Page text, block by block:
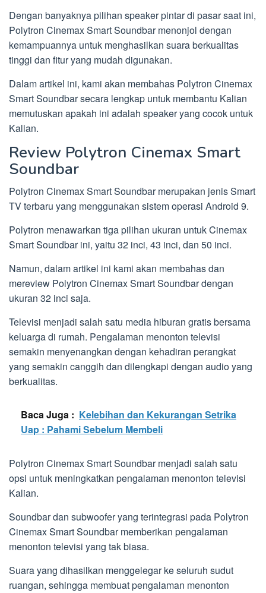
Dengan banyaknya pilihan speaker pintar di pasar saat ini,
Polytron Cinemax Smart Soundbar menonjol dengan
kemampuannya untuk menghasilkan suara berkualitas
tinggi dan fitur yang mudah digunakan.
Dalam artikel ini, kami akan membahas Polytron Cinemax
Smart Soundbar secara lengkap untuk membantu Kalian
memutuskan apakah ini adalah speaker yang cocok untuk
Kalian.
Review Polytron Cinemax Smart
Soundbar
Polytron Cinemax Smart Soundbar merupakan jenis Smart
TV terbaru yang menggunakan sistem operasi Android 9.
Polytron menawarkan tiga pilihan ukuran untuk Cinemax
Smart Soundbar ini, yaitu 32 inci, 43 inci, dan 50 inci.
Namun, dalam artikel ini kami akan membahas dan
mereview Polytron Cinemax Smart Soundbar dengan
ukuran 32 inci saja.
Televisi menjadi salah satu media hiburan gratis bersama
keluarga di rumah. Pengalaman menonton televisi
semakin menyenangkan dengan kehadiran perangkat
yang semakin canggih dan dilengkapi dengan audio yang
berkualitas.
Baca Juga : Kelebihan dan Kekurangan Setrika
Uap : Pahami Sebelum Membeli
Polytron Cinemax Smart Soundbar menjadi salah satu
opsi untuk meningkatkan pengalaman menonton televisi
Kalian.
Soundbar dan subwoofer yang terintegrasi pada Polytron
Cinemax Smart Soundbar memberikan pengalaman
menonton televisi yang tak biasa.
Suara yang dihasilkan menggelegar ke seluruh sudut
ruangan, sehingga membuat pengalaman menonton